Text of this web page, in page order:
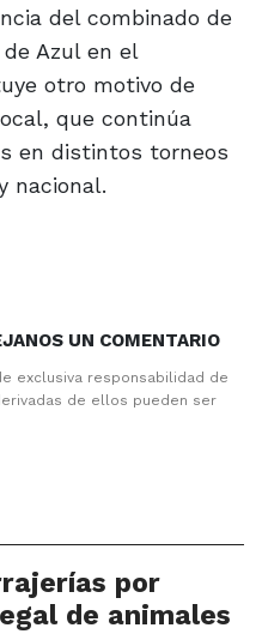
del combinado de
Azul en el
otro motivo de
que continúa
en distintos torneos
nacional.
UN COMENTARIO
exclusiva responsabilidad de
de ellos pueden ser
por
de animales